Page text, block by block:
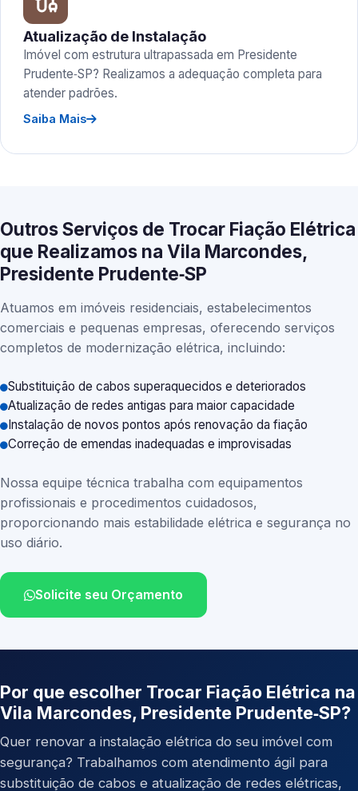
Atualização de Instalação
Imóvel com estrutura ultrapassada em Presidente
Prudente‑SP? Realizamos a adequação completa para
atender padrões.
Saiba Mais
Outros Serviços de Trocar Fiação Elétrica
que Realizamos na Vila Marcondes,
Presidente Prudente‑SP
Atuamos em imóveis residenciais, estabelecimentos
comerciais e pequenas empresas, oferecendo serviços
completos de modernização elétrica, incluindo:
Substituição de cabos superaquecidos e deteriorados
Atualização de redes antigas para maior capacidade
Instalação de novos pontos após renovação da fiação
Correção de emendas inadequadas e improvisadas
Nossa equipe técnica trabalha com equipamentos
profissionais e procedimentos cuidadosos,
proporcionando mais estabilidade elétrica e segurança no
uso diário.
Solicite seu Orçamento
Por que escolher Trocar Fiação Elétrica na
Vila Marcondes, Presidente Prudente‑SP?
Quer renovar a instalação elétrica do seu imóvel com
segurança? Trabalhamos com atendimento ágil para
substituição de cabos e atualização de redes elétricas,